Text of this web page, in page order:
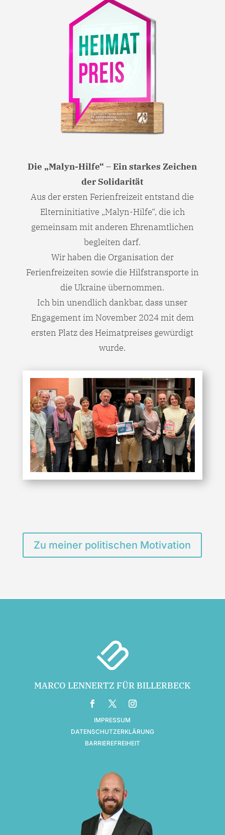
Die „Malyn-Hilfe“ – Ein starkes Zeichen
der Solidarität
Aus der ersten Ferienfreizeit entstand die
Elterninitiative „Malyn-Hilfe“, die ich
gemeinsam mit anderen Ehrenamtlichen
begleiten darf.
Wir haben die Organisation der
Ferienfreizeiten sowie die Hilfstransporte in
die Ukraine übernommen.
Ich bin unendlich dankbar, dass unser
Engagement im November 2024 mit dem
ersten Platz des Heimatpreises gewürdigt
wurde.
Zu meiner politischen Motivation
MARCO LENNERTZ FÜR BILLERBECK
IMPRESSUM
DATENSCHUTZERKLÄRUNG
BARRIEREFREIHEIT